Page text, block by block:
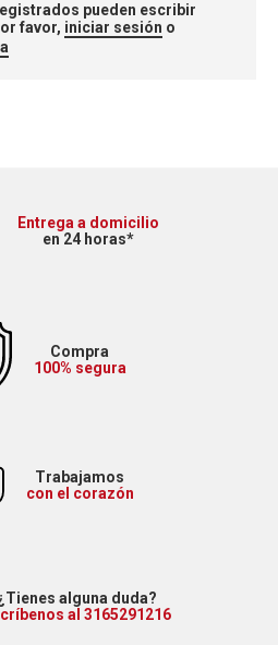
pueden escribir
favor, iniciar sesión o
Entrega a domicilio
en 24 horas*
Compra
100% segura
Trabajamos
con el corazón
alguna duda?
al 3165291216